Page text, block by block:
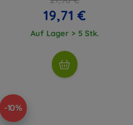
19,71 €
Auf Lager > 5 Stk.
-10%